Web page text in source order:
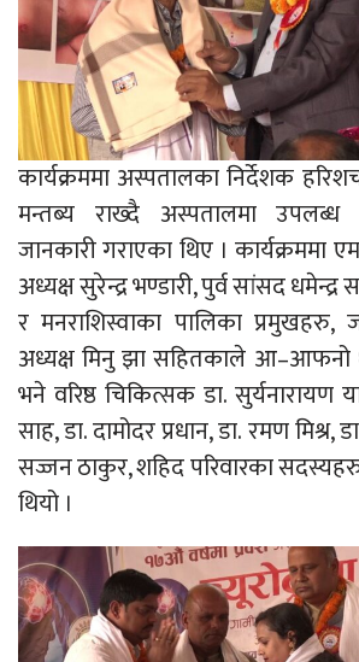
कार्यक्रममा अस्पतालका निर्देशक
मन्तब्य राख्दै अस्पतालमा
जानकारी गराएका थिए । कार्यक्रममा
अध्यक्ष सुरेन्द्र भण्डारी, पुर्व सांसद धमेन्द्र
र मनराशिस्वाका पालिका प्रमुखहरु,
अध्यक्ष मिनु झा सहितकाले आ–आफनो
भने वरिष्ठ चिकित्सक डा.
साह, डा. दामोदर प्रधान, डा. रमण मिश्र,
सज्जन ठाकुर, शहिद परिवारका
थियो ।